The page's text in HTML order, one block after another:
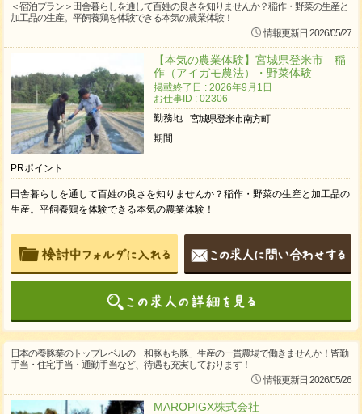
＜宿泊プラン＞田舎暮らしを通して百姓の良さを知りませんか？稲作・野菜の生産と
加工品の生産。平飼養鶏を体験できる本気の農業体験！
情報更新日 2026/05/27
【本気の農業体験】宮城県登米市―稲
作（アイガモ農法）・野菜体験―
掲載終了日 : 2026年9月1日
お仕事ID : 02306
勤務地
宮城県登米市南方町
期間
PRポイント
田舎暮らしを通して百姓の良さを知りませんか？稲作・野菜の生産と加工品の
生産。平飼養鶏を体験できる本気の農業体験！
日本の養豚業のトップレベルの「和豚もち豚」生産の一貫農場で働きませんか！皆勤
手当・住宅手当・通勤手当など、待遇も充実しております！
情報更新日 2026/05/26
MAROPIGX株式会社